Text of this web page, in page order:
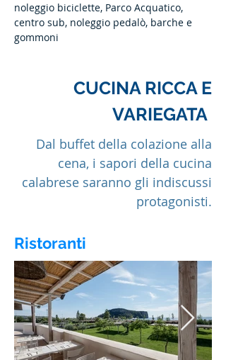
noleggio biciclette, Parco Acquatico,
centro sub, noleggio pedalò, barche e
gommoni
CUCINA RICCA E
VARIEGATA
Dal buffet della colazione alla
cena, i sapori della cucina
calabrese saranno gli indiscussi
protagonisti.
Ristoranti